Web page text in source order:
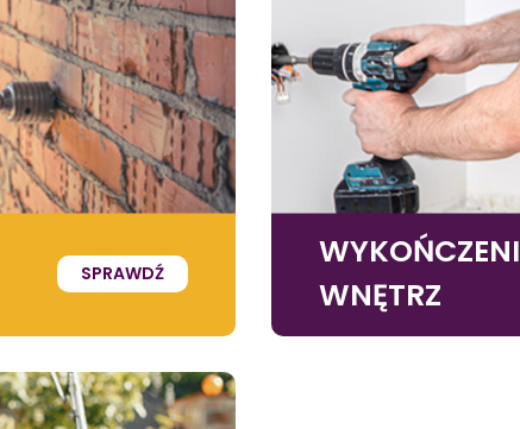
SPRAWDŹ
WNĘTRZ